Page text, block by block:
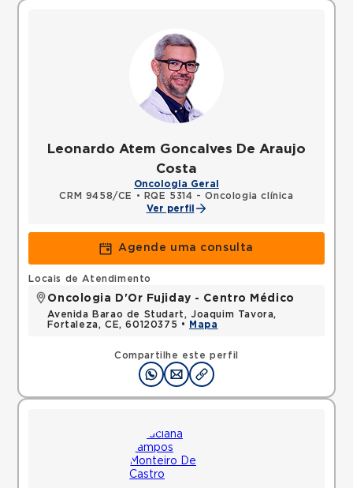
Leonardo Atem Goncalves De Araujo
Costa
Oncologia Geral
CRM 9458/CE
•
RQE 5314 - Oncologia clínica
Ver perfil
Agende uma consulta
Compartilhe este perfil
Locais de Atendimento
Oncologia D'Or Fujiday - Centro Médico
Avenida Barao de Studart, Joaquim Tavora,
Fortaleza, CE, 60120375 •
Mapa